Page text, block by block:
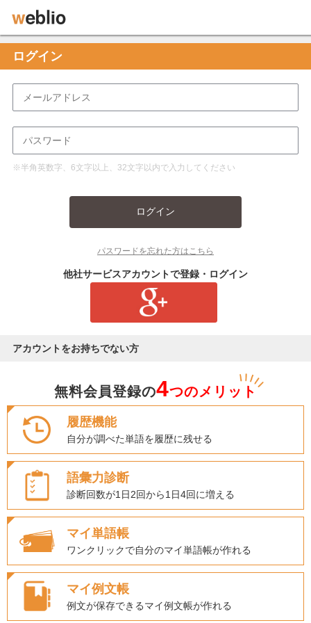
ログイン
※半角英数字、6文字以上、32文字以内で入力してください
ログイン
パスワードを忘れた方はこちら
他社サービスアカウントで登録・ログイン
アカウントをお持ちでない方
無料会員登録の4つのメリット
履歴機能
自分が調べた単語を履歴に残せる
語彙力診断
診断回数が1日2回から1日4回に増える
マイ単語帳
ワンクリックで自分のマイ単語帳が作れる
マイ例文帳
例文が保存できるマイ例文帳が作れる